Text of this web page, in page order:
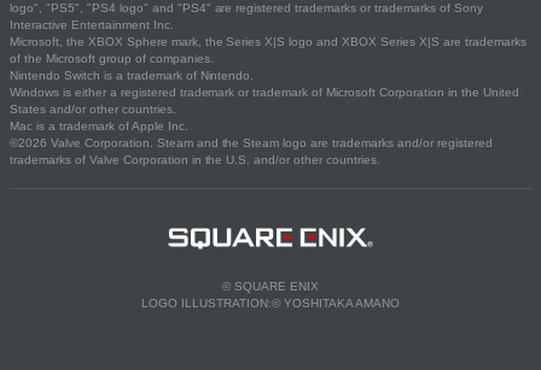
logo", "PS5", "PS4 logo" and "PS4" are registered trademarks or trademarks of Sony
Interactive Entertainment Inc.
Microsoft, the XBOX Sphere mark, the Series X|S logo and XBOX Series X|S are trademarks
of the Microsoft group of companies.
Nintendo Switch is a trademark of Nintendo.
Windows is either a registered trademark or trademark of Microsoft Corporation in the United
States and/or other countries.
Mac is a trademark of Apple Inc.
©2026 Valve Corporation. Steam and the Steam logo are trademarks and/or registered
trademarks of Valve Corporation in the U.S. and/or other countries.
© SQUARE ENIX
LOGO ILLUSTRATION:© YOSHITAKA AMANO